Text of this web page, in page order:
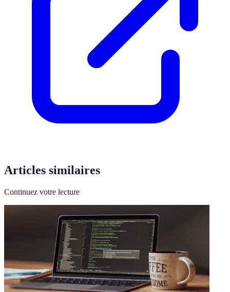
Articles similaires
Continuez votre lecture